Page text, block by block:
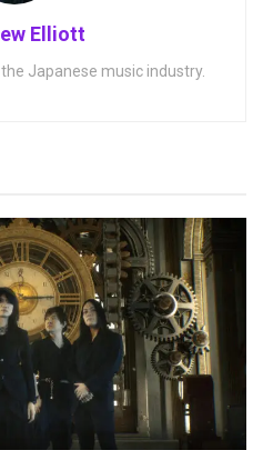
Elliott
Japanese music industry.